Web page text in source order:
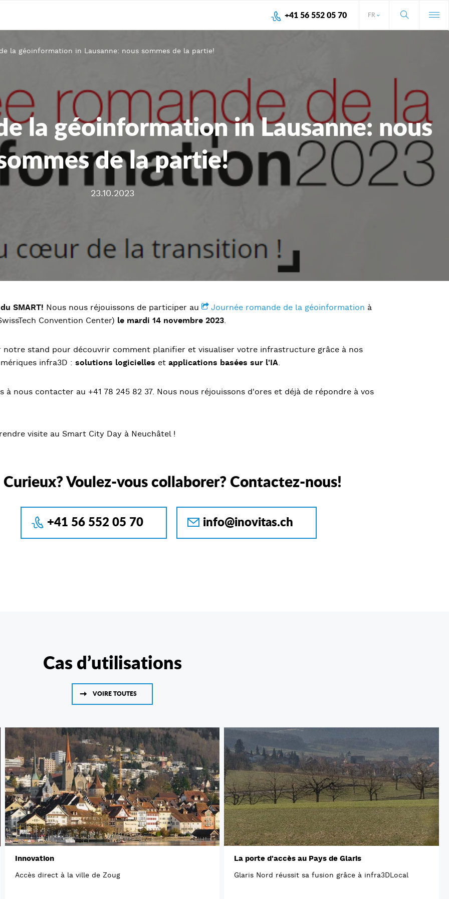
FR
+41 56 552 05 70
la géoinformation in Lausanne: nous sommes de la partie!
la géoinformation in Lausanne: nous
de la partie!
23.10.2023
SMART! Nous nous réjouissons de participer au Journée romande de la géoinformation à
Convention Center) le mardi 14 novembre 2023.
notre stand pour découvrir comment planifier et visualiser votre infrastructure grâce à nos
infra3D : solutions logicielles et applications basées sur l'IA.
à nous contacter au +41 78 245 82 37. Nous nous réjouissons d'ores et déjà de répondre à vos
visite au Smart City Day à Neuchâtel !
Curieux? Voulez-vous collaborer? Contactez-nous!
+41 56 552 05 70 info@inovitas.ch
Cas d’utilisations
VOIRE TOUTES
Innovation
Accès direct à la ville de Zoug
La porte d'accès au Pays de Glaris
Glaris Nord réussit sa fusion grâce à infra3DLocal